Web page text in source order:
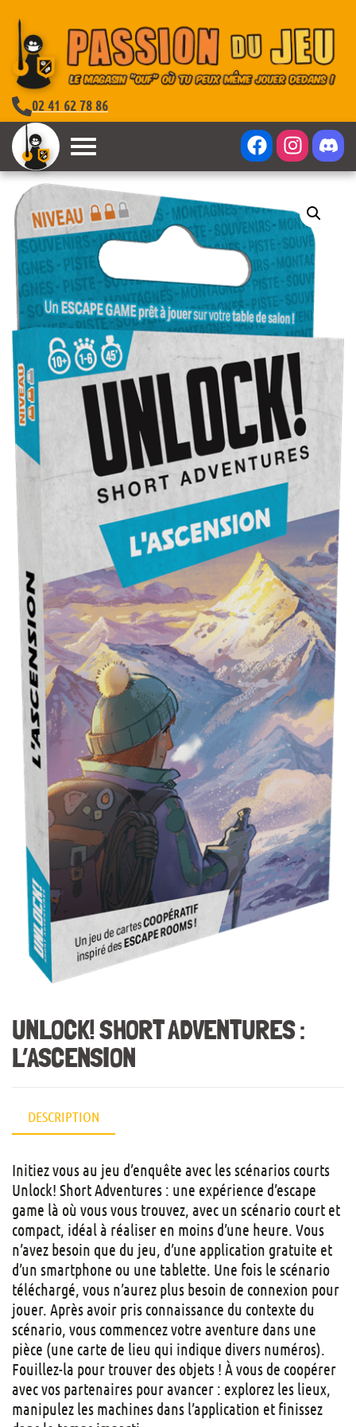
02 41 62 78 86
UNLOCK! SHORT ADVENTURES :
L’ASCENSION
DESCRIPTION
Initiez vous au jeu d’enquête avec les scénarios courts
Unlock! Short Adventures : une expérience d’escape
game là où vous vous trouvez, avec un scénario court et
compact, idéal à réaliser en moins d’une heure. Vous
n’avez besoin que du jeu, d’une application gratuite et
d’un smartphone ou une tablette. Une fois le scénario
téléchargé, vous n’aurez plus besoin de connexion pour
jouer. Après avoir pris connaissance du contexte du
scénario, vous commencez votre aventure dans une
pièce (une carte de lieu qui indique divers numéros).
Fouillez-la pour trouver des objets ! À vous de coopérer
avec vos partenaires pour avancer : explorez les lieux,
manipulez les machines dans l’application et finissez